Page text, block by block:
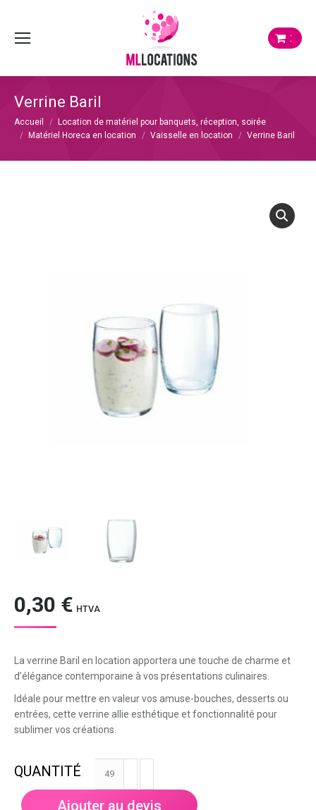
:
Verrine Baril
Vous êtes ici :
Accueil
Location de matériel pour banquets, réception, soirée
Matériel Horeca en location
Vaisselle en location Verrine Baril
0,30 € HTVA
La verrine Baril en location apportera une touche de charme et
d’élégance contemporaine à vos présentations culinaires.
Idéale pour mettre en valeur vos amuse-bouches, desserts ou
entrées, cette verrine allie esthétique et fonctionnalité pour
sublimer vos créations.
Ajouter au devis